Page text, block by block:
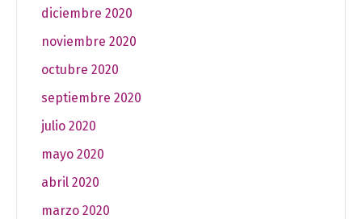
diciembre 2020
noviembre 2020
octubre 2020
septiembre 2020
julio 2020
mayo 2020
abril 2020
marzo 2020